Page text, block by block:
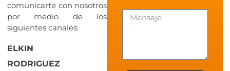
comunicarte con nosotros
por medio de los
siguientes canales:
ELKIN
RODRIGUEZ